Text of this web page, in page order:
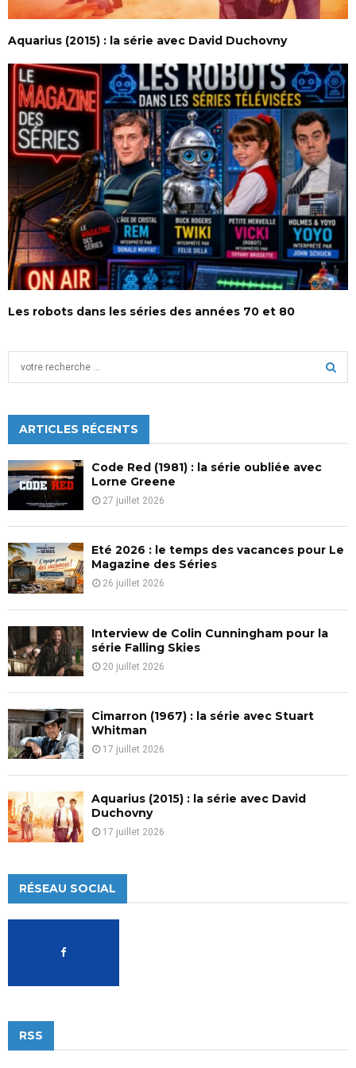
Aquarius (2015) : la série avec David Duchovny
Les robots dans les séries des années 70 et 80
h
f
o
r
:
C
H
ARTICLES RÉCENTS
Code Red (1981) : la série oubliée avec
Lorne Greene
27 juillet 2026
Eté 2026 : le temps des vacances pour Le
Magazine des Séries
26 juillet 2026
Interview de Colin Cunningham pour la
série Falling Skies
20 juillet 2026
Cimarron (1967) : la série avec Stuart
Whitman
17 juillet 2026
Aquarius (2015) : la série avec David
Duchovny
17 juillet 2026
RÉSEAU SOCIAL
RSS